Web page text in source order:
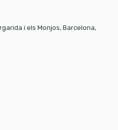
i els Monjos, Barcelona,